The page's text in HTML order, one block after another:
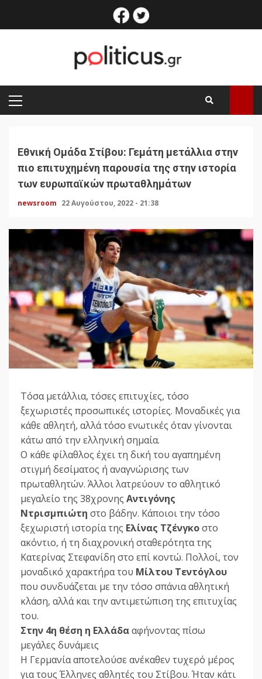
facebook
PRIMARY
MENU
Εθνική Ομάδα Στίβου: Γεμάτη μετάλλια στην
πιο επιτυχημένη παρουσία της στην ιστορία
των ευρωπαϊκών πρωταθλημάτων
newsroom 22 Αυγούστου, 2022 - 21:38
Τόσα μετάλλια, τόσες επιτυχίες, τόσο
ξεχωριστές προσωπικές ιστορίες. Μοναδικές για
κάθε αθλητή, αλλά τόσο ενωτικές όταν γίνονται
κάτω από την ελληνική σημαία.
Ο κάθε φίλαθλος έχει τη δική του αγαπημένη
στιγμή δεσίματος ή αναγνώρισης των
πρωταθλητών. Άλλοι λατρεύουν το αθλητικό
μεγαλείο της 38χρονης Αντιγόνης
Ντρισμπιώτη στο βάδην. Κάποιοι την τόσο
ξεχωριστή ιστορία της Ελίνας Τζένγκοστο
ακόντιο, ή τη διαχρονική σταθερότητα της
Κατερίνας Στεφανίδη στο επί κοντώ. Πολλοί, τον
μοναδικό χαρακτήρα του Μίλτου Τεντόγλου
που συνδυάζεται με την τόσο σπάνια αθλητική
κλάση, αλλά και την αντιμετώπιση της επιτυχίας
του.
Στην 4η θέση η Ελλάδααφήνοντας πίσω
μεγάλες δυνάμεις
Η Γερμανία αποτελούσε ανέκαθεν τυχερό μέρος
για τους Έλληνες αθλητές του Στίβου. Ήταν κάτι